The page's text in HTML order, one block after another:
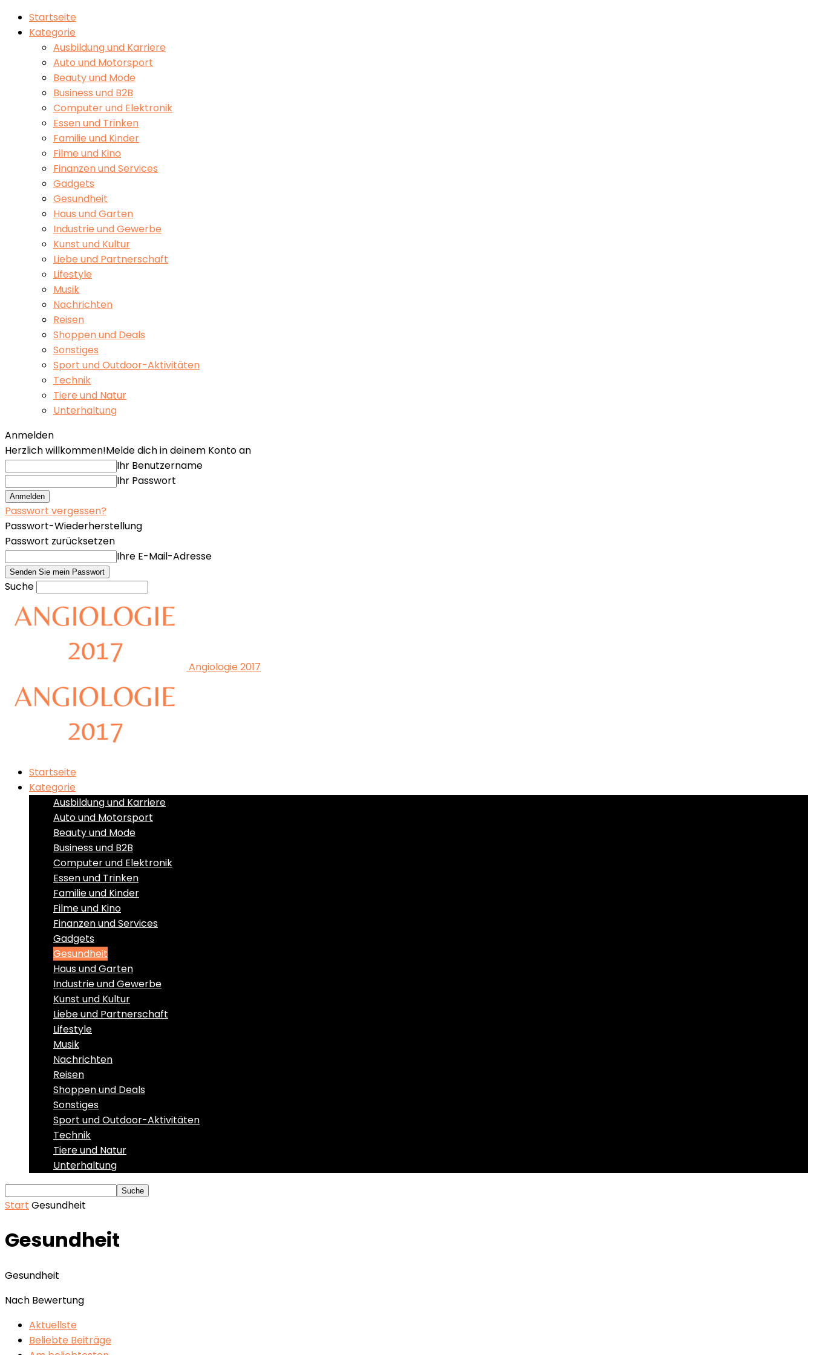
Startseite
Kategorie
Ausbildung und Karriere
Auto und Motorsport
Beauty und Mode
Business und B2B
Computer und Elektronik
Essen und Trinken
Familie und Kinder
Filme und Kino
Finanzen und Services
Gadgets
Gesundheit
Haus und Garten
Industrie und Gewerbe
Kunst und Kultur
Liebe und Partnerschaft
Lifestyle
Musik
Nachrichten
Reisen
Shoppen und Deals
Sonstiges
Sport und Outdoor-Aktivitäten
Technik
Tiere und Natur
Unterhaltung
Anmelden
Herzlich willkommen!Melde dich in deinem Konto an
Ihr Benutzername
Ihr Passwort
Passwort vergessen?
Passwort-Wiederherstellung
Passwort zurücksetzen
Ihre E-Mail-Adresse
Suche
Angiologie 2017
Startseite
Kategorie
Ausbildung und Karriere
Auto und Motorsport
Beauty und Mode
Business und B2B
Computer und Elektronik
Essen und Trinken
Familie und Kinder
Filme und Kino
Finanzen und Services
Gadgets
Gesundheit
Haus und Garten
Industrie und Gewerbe
Kunst und Kultur
Liebe und Partnerschaft
Lifestyle
Musik
Nachrichten
Reisen
Shoppen und Deals
Sonstiges
Sport und Outdoor-Aktivitäten
Technik
Tiere und Natur
Unterhaltung
Start Gesundheit
Gesundheit
Gesundheit
Nach Bewertung
Aktuellste
Beliebte Beiträge